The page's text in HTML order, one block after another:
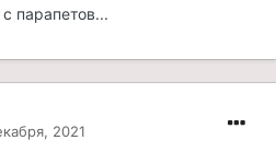
парапетов...
2021